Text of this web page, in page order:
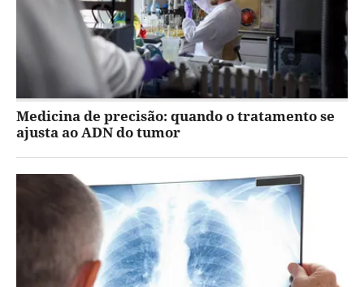
Medicina de precisão: quando o tratamento se
ajusta ao ADN do tumor